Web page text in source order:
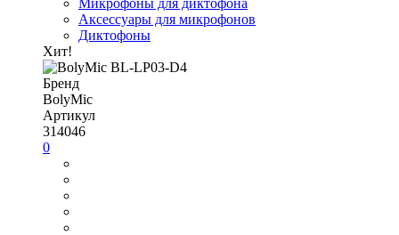
Микрофоны для диктофона
Аксессуары для микрофонов
Диктофоны
Хит!
Бренд
BolyMic
Артикул
314046
0